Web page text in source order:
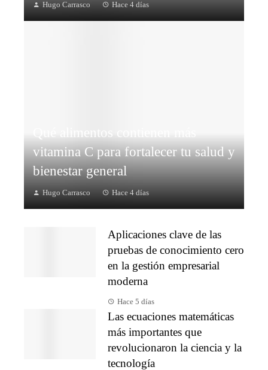
Hugo Carrasco Hace 4 días
Qué alimentos contienen más
vitamina C para fortalecer tu salud y
bienestar general
Hugo Carrasco Hace 4 días
Aplicaciones clave de las
pruebas de conocimiento cero
en la gestión empresarial
moderna
Hace 5 días
Las ecuaciones matemáticas
más importantes que
revolucionaron la ciencia y la
tecnología